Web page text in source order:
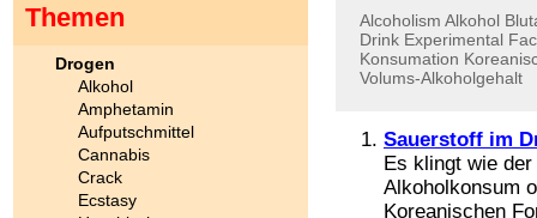
Alcoholism Alkohol
Drink Experimental
Konsumation
Volums-Alkoholgehalt
Sauerstoff im
Es klingt wie
Alkoholkonsum
Koreanischen
Themen
Drogen
Alkohol
Amphetamin
Aufputschmittel
Cannabis
Crack
Ecstasy